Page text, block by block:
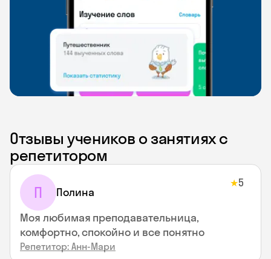
Отзывы учеников о занятиях с
репетитором
П Полина
★5
Моя любимая преподавательница,
комфортно, спокойно и все понятно
Репетитор: Анн-Мари